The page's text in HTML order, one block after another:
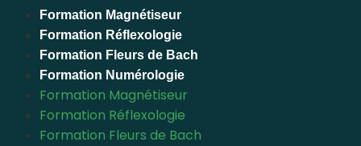
Formation Magnétiseur
Formation Réflexologie
Formation Fleurs de Bach
Formation Numérologie
Formation Magnétiseur
Formation Réflexologie
Formation Fleurs de Bach